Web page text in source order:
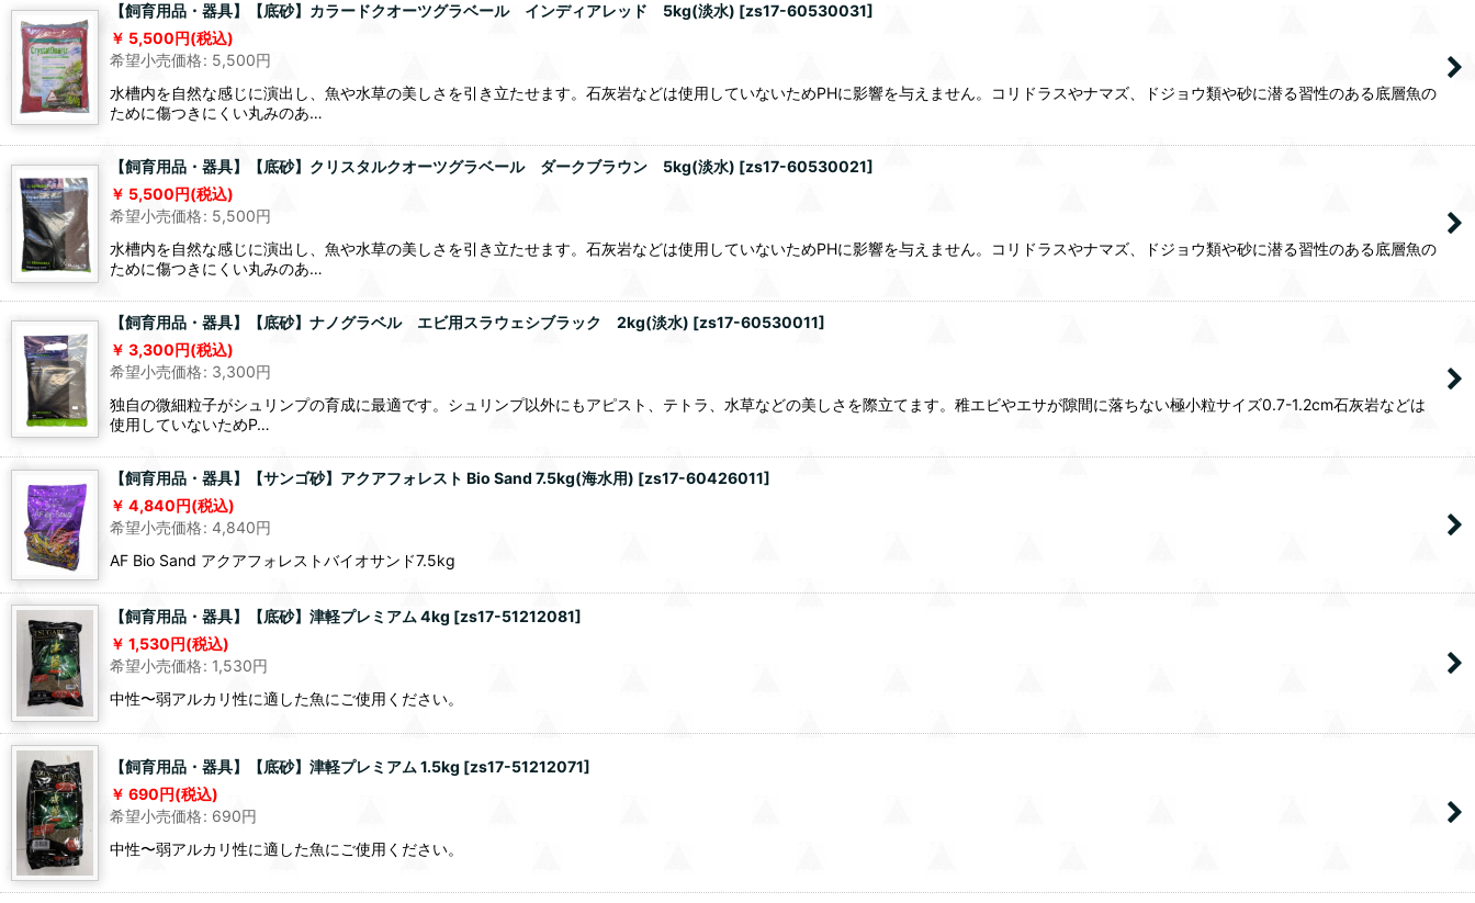
【飼育用品・器具】【底砂】カラードクオーツグラベール インディアレッド 5kg(淡水) [zs17-60530031]
5,500円(税込)
希望小売価格: 5,500円
水槽内を自然な感じに演出し、魚や水草の美しさを引き立たせます。石灰岩などは使用していないためPHに影響を与えません。コリドラスやナマズ、ドジョウ類や砂に潜る習性のある底層魚の
ために傷つきにくい丸みのあ…
【飼育用品・器具】【底砂】クリスタルクオーツグラベール ダークブラウン 5kg(淡水) [zs17-60530021]
5,500円(税込)
希望小売価格: 5,500円
水槽内を自然な感じに演出し、魚や水草の美しさを引き立たせます。石灰岩などは使用していないためPHに影響を与えません。コリドラスやナマズ、ドジョウ類や砂に潜る習性のある底層魚の
ために傷つきにくい丸みのあ…
【飼育用品・器具】【底砂】ナノグラベル エビ用スラウェシブラック 2kg(淡水) [zs17-60530011]
3,300円(税込)
希望小売価格: 3,300円
独自の微細粒子がシュリンプの育成に最適です。シュリンプ以外にもアピスト、テトラ、水草などの美しさを際立てます。稚エビやエサが隙間に落ちない極小粒サイズ0.7-1.2cm石灰岩などは
使用していないためP…
【飼育用品・器具】【サンゴ砂】アクアフォレスト Bio Sand 7.5kg(海水用) [zs17-60426011]
4,840円(税込)
希望小売価格: 4,840円
AF Bio Sand アクアフォレストバイオサンド7.5kg
【飼育用品・器具】【底砂】津軽プレミアム 4kg [zs17-51212081]
1,530円(税込)
希望小売価格: 1,530円
中性〜弱アルカリ性に適した魚にご使用ください。
【飼育用品・器具】【底砂】津軽プレミアム 1.5kg [zs17-51212071]
690円(税込)
希望小売価格: 690円
中性〜弱アルカリ性に適した魚にご使用ください。